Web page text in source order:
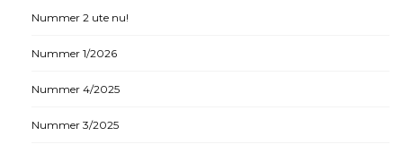
Nummer 2 ute nu!
Nummer 1/2026
Nummer 4/2025
Nummer 3/2025